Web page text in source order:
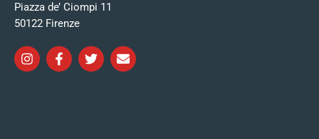
Piazza de’ Ciompi 11
50122 Firenze